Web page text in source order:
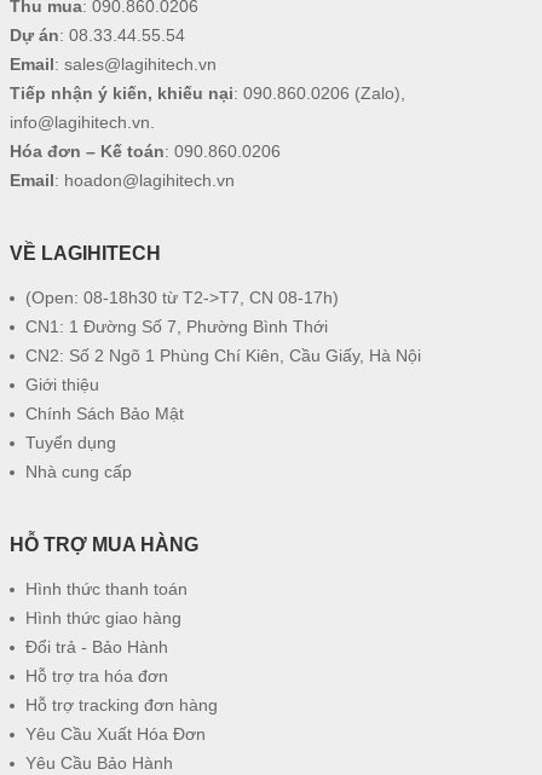
Thu mua: 090.860.0206
Dự án: 08.33.44.55.54
Email: sales@lagihitech.vn
Tiếp nhận ý kiến, khiếu nại: 090.860.0206 (Zalo),
info@lagihitech.vn
Hóa đơn – Kế toán: 090.860.0206
Email: hoadon@lagihitech.vn
VỀ LAGIHITECH
(Open: 08-18h30 từ T2->T7, CN 08-17h)
CN1: 1 Đường Số 7, Phường Bình Thới
CN2: Số 2 Ngõ 1 Phùng Chí Kiên, Cầu Giấy, Hà Nội
Giới thiệu
Chính Sách Bảo Mật
Tuyển dụng
Nhà cung cấp
HỖ TRỢ MUA HÀNG
Hình thức thanh toán
Hình thức giao hàng
Đổi trả - Bảo Hành
Hỗ trợ tra hóa đơn
Hỗ trợ tracking đơn hàng
Yêu Cầu Xuất Hóa Đơn
Yêu Cầu Bảo Hành